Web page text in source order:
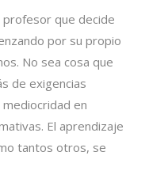
profesor que decide
por su propio
No sea cosa que
de exigencias
en
El aprendizaje
tantos otros, se